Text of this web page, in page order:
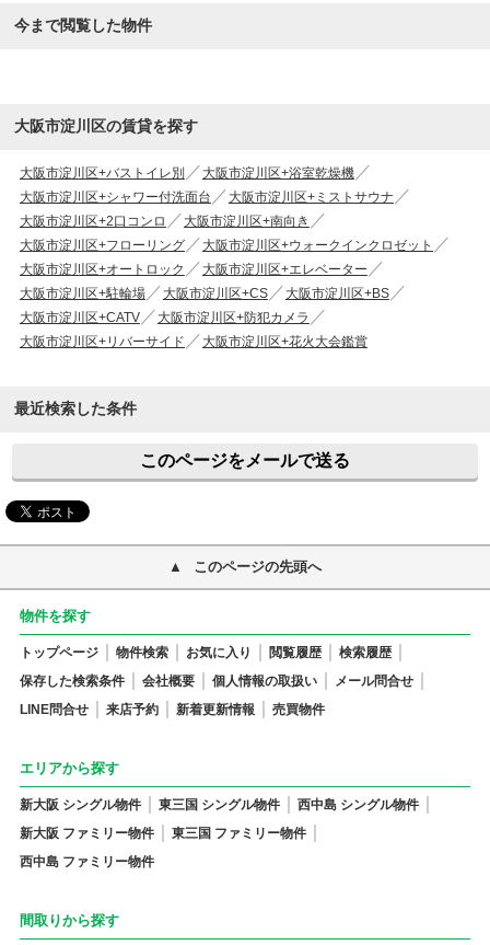
今まで閲覧した物件
大阪市淀川区の賃貸を探す
大阪市淀川区+バストイレ別
大阪市淀川区+浴室乾燥機
大阪市淀川区+シャワー付洗面台
大阪市淀川区+ミストサウナ
大阪市淀川区+2口コンロ
大阪市淀川区+南向き
大阪市淀川区+フローリング
大阪市淀川区+ウォークインクロゼット
大阪市淀川区+オートロック
大阪市淀川区+エレベーター
大阪市淀川区+駐輪場
大阪市淀川区+CS
大阪市淀川区+BS
大阪市淀川区+CATV
大阪市淀川区+防犯カメラ
大阪市淀川区+リバーサイド
大阪市淀川区+花火大会鑑賞
最近検索した条件
このページをメールで送る
このページの先頭へ
物件を探す
トップページ 物件検索 お気に入り 閲覧履歴
検索履歴
保存した検索条件
会社概要 個人情報の取扱い
メール問合せ
LINE問合せ
来店予約 新着更新情報 売買物件
エリアから探す
新大阪 シングル物件 東三国 シングル物件
西中島 シングル物件
新大阪 ファミリー物件
東三国 ファミリー物件
西中島 ファミリー物件
間取りから探す